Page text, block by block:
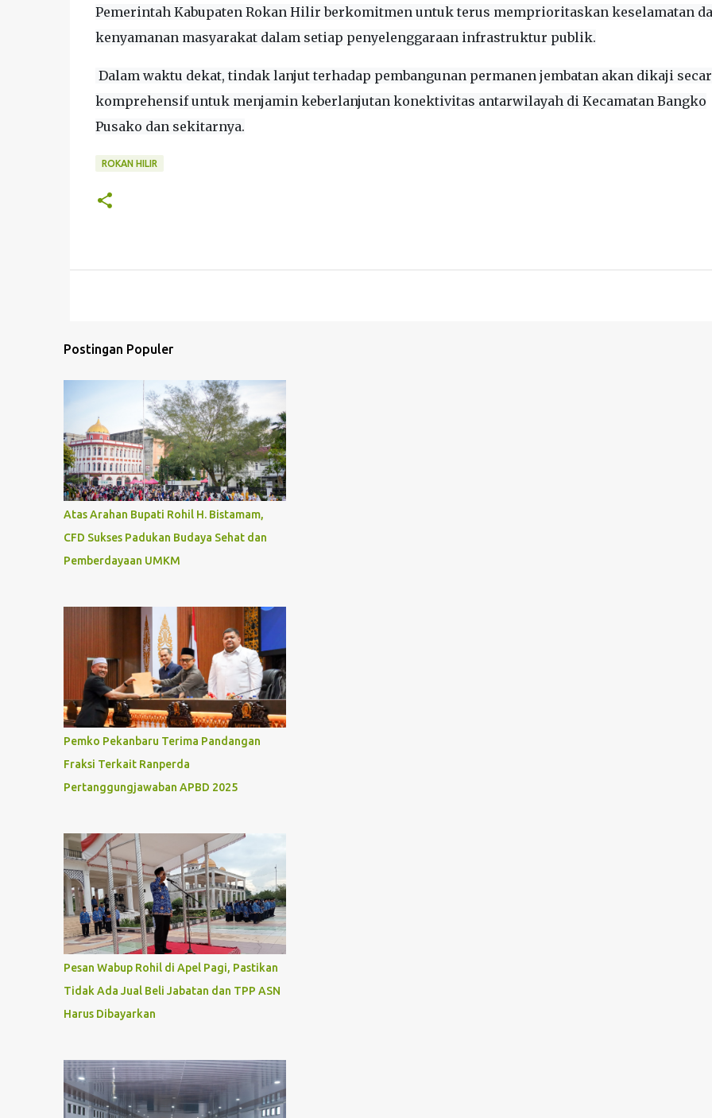
Pemerintah Kabupaten Rokan Hilir berkomitmen untuk terus memprioritaskan keselamatan
kenyamanan masyarakat dalam setiap penyelenggaraan infrastruktur publik.
Dalam waktu dekat, tindak lanjut terhadap pembangunan permanen jembatan akan dikaji
komprehensif untuk menjamin keberlanjutan konektivitas antarwilayah di Kecamatan Bangko
Pusako dan sekitarnya.
ROKAN HILIR
Postingan Populer
Atas Arahan Bupati Rohil H. Bistamam,
CFD Sukses Padukan Budaya Sehat dan
Pemberdayaan UMKM
Pemko Pekanbaru Terima Pandangan
Fraksi Terkait Ranperda
Pertanggungjawaban APBD 2025
Pesan Wabup Rohil di Apel Pagi, Pastikan
Tidak Ada Jual Beli Jabatan dan TPP ASN
Harus Dibayarkan